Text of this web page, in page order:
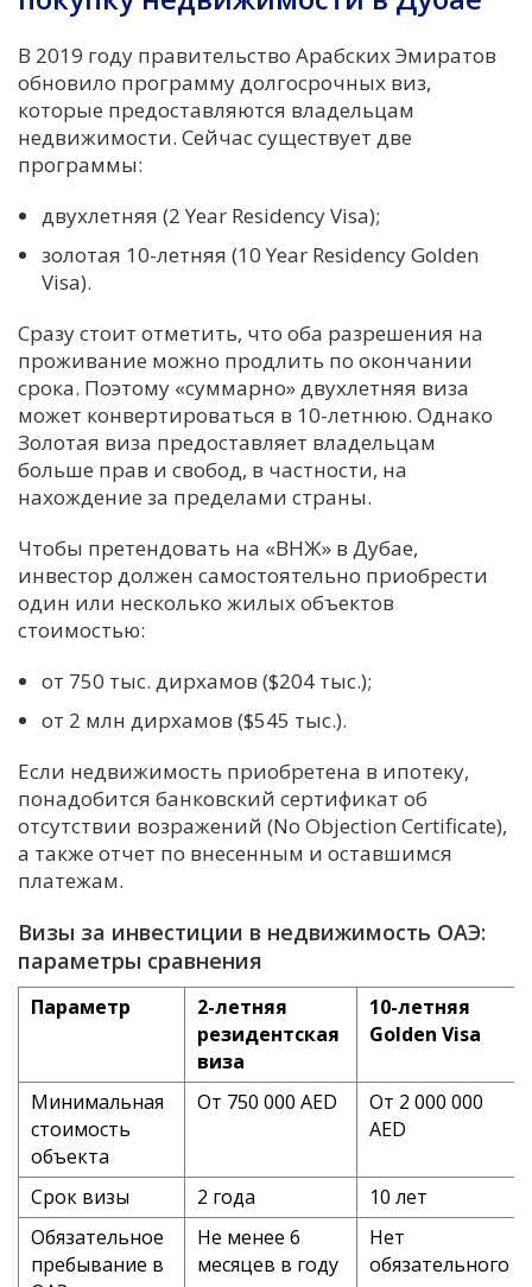
В 2019 году правительство Арабских Эмиратов
обновило программу долгосрочных виз,
которые предоставляются владельцам
недвижимости. Сейчас существует две
программы:
двухлетняя (2 Year Residency Visa);
золотая 10-летняя (10 Year Residency Golden
Visa).
Сразу стоит отметить, что оба разрешения на
проживание можно продлить по окончании
срока. Поэтому «суммарно» двухлетняя виза
может конвертироваться в 10-летнюю. Однако
Золотая виза предоставляет владельцам
больше прав и свобод, в частности, на
нахождение за пределами страны.
Чтобы претендовать на «ВНЖ» в Дубае,
инвестор должен самостоятельно приобрести
один или несколько жилых объектов
стоимостью:
от 750 тыс. дирхамов ($204 тыс.);
от 2 млн дирхамов ($545 тыс.).
Если недвижимость приобретена в ипотеку,
понадобится банковский сертификат об
отсутствии возражений (No Objection Certificate),
а также отчет по внесенным и оставшимся
платежам.
Визы за инвестиции в недвижимость ОАЭ:
параметры сравнения
Параметр
2-летняя
резидентская
виза
10-летняя
Golden Visa
Минимальная
стоимость
объекта
От 750 000 AED
От 2 000 000
AED
Срок визы 2 года
10 лет
Обязательное
пребывание в
Не менее 6
месяцев в году
Нет
обязательного